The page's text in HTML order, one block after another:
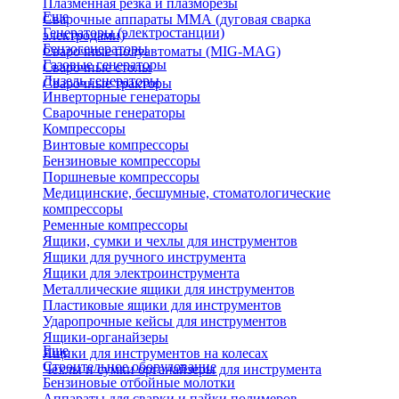
Плазменная резка и плазморезы
Сварочные аппараты ММА (дуговая сварка
электродами)
Сварочные полуавтоматы (MIG-MAG)
Сварочные столы
Сварочные тракторы
Еще
Генераторы (электростанции)
Бензогенераторы
Газовые генераторы
Дизель генераторы
Инверторные генераторы
Сварочные генераторы
Компрессоры
Винтовые компрессоры
Бензиновые компрессоры
Поршневые компрессоры
Медицинские, бесшумные, стоматологические
компрессоры
Ременные компрессоры
Ящики, сумки и чехлы для инструментов
Ящики для ручного инструмента
Ящики для электроинструмента
Металлические ящики для инструментов
Пластиковые ящики для инструментов
Ударопрочные кейсы для инструментов
Ящики-органайзеры
Ящики для инструментов на колесах
Чехлы и сумки органайзеры для инструмента
Еще
Строительное оборудование
Бензиновые отбойные молотки